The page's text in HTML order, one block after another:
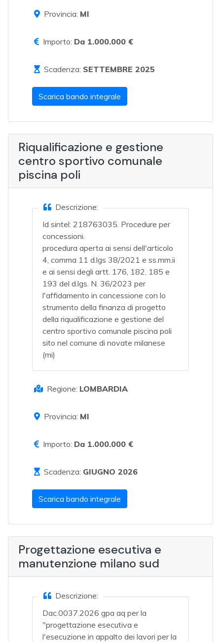
Provincia: MI
Importo: Da 1.000.000 €
Scadenza: SETTEMBRE 2025
Scarica bando integrale
Riqualificazione e gestione
centro sportivo comunale
piscina poli
Descrizione:
Id sintel: 218763035. Procedure per
concessioni.
procedura aperta ai sensi dell'articolo
4, comma 11 d.lgs 38/2021 e ss.mm.ii
e ai sensi degli artt. 176, 182, 185 e
193 del d.lgs. N. 36/2023 per
l'affidamento in concessione con lo
strumento della finanza di progetto
della riqualificazione e gestione del
centro sportivo comunale piscina poli
sito nel comune di novate milanese
(mi)
Regione: LOMBARDIA
Provincia: MI
Importo: Da 1.000.000 €
Scadenza: GIUGNO 2026
Scarica bando integrale
Progettazione esecutiva e
manutenzione milano sud
Descrizione:
Dac.0037.2026 gpa aq per la
"progettazione esecutiva e
l'esecuzione in appalto dei lavori per la